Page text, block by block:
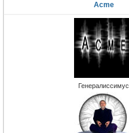
Acme
Генералиссимус